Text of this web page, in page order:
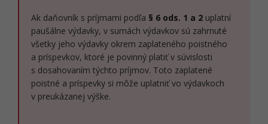
Ak daňovník s príjmami podľa § 6 ods. 1 a 2 uplatní
paušálne výdavky, v sumách výdavkov sú zahrnuté
všetky jeho výdavky okrem zaplateného poistného
a príspevkov, ktoré je povinný platiť v súvislosti
s dosahovaním týchto príjmov. Toto zaplatené
poistné a príspevky si môže uplatniť vo výdavkoch
v preukázanej výške.